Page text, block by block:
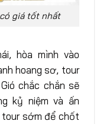
giá tốt nhất
hòa mình vào
hoang sơ, tour
chắc chắn sẽ
kỷ niệm và ấn
sớm để chốt